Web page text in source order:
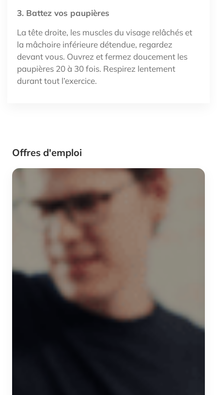
3. Battez vos paupières
La tête droite, les muscles du visage relâchés et
la mâchoire inférieure détendue, regardez
devant vous. Ouvrez et fermez doucement les
paupières 20 à 30 fois. Respirez lentement
durant tout l’exercice.
Offres d'emploi